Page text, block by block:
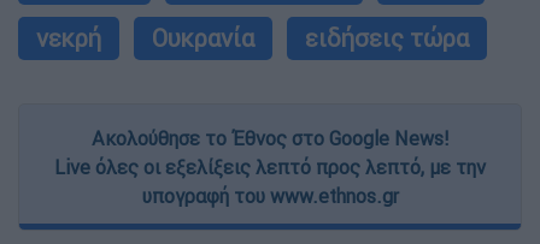
νεκρή
Ουκρανία ειδήσεις τώρα
Ακολούθησε το Έθνος στο Google News!
Live όλες οι εξελίξεις λεπτό προς λεπτό, με την
υπογραφή του www.ethnos.gr